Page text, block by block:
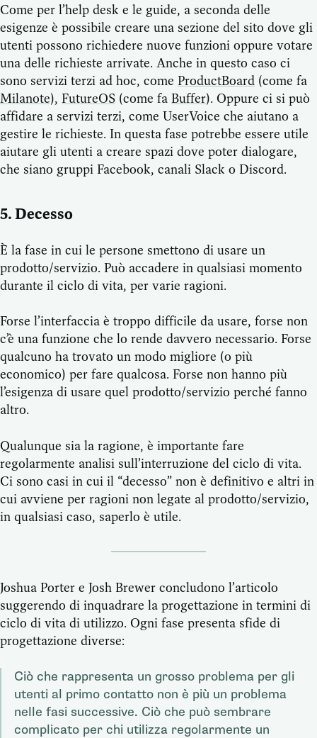
Come per l’help desk e le guide, a seconda delle
esigenze è possibile creare una sezione del sito dove gli
utenti possono richiedere nuove funzioni oppure votare
una delle richieste arrivate. Anche in questo caso ci
sono servizi terzi ad hoc, come ProductBoard (come fa
Milanote), FutureOS (come fa Buffer). Oppure ci si può
affidare a servizi terzi, come UserVoice che aiutano a
gestire le richieste. In questa fase potrebbe essere utile
aiutare gli utenti a creare spazi dove poter dialogare,
che siano gruppi Facebook, canali Slack o Discord.
5. Decesso
È la fase in cui le persone smettono di usare un
prodotto/servizio. Può accadere in qualsiasi momento
durante il ciclo di vita, per varie ragioni.
Forse l’interfaccia è troppo difficile da usare, forse non
c’è una funzione che lo rende davvero necessario. Forse
qualcuno ha trovato un modo migliore (o più
economico) per fare qualcosa. Forse non hanno più
l’esigenza di usare quel prodotto/servizio perché fanno
altro.
Qualunque sia la ragione, è importante fare
regolarmente analisi sull’interruzione del ciclo di vita.
Ci sono casi in cui il “decesso” non è definitivo e altri in
cui avviene per ragioni non legate al prodotto/servizio,
in qualsiasi caso, saperlo è utile.
Joshua Porter e Josh Brewer concludono l’articolo
suggerendo di inquadrare la progettazione in termini di
ciclo di vita di utilizzo. Ogni fase presenta sfide di
progettazione diverse:
Ciò che rappresenta un grosso problema per gli
utenti al primo contatto non è più un problema
nelle fasi successive. Ciò che può sembrare
complicato per chi utilizza regolarmente un